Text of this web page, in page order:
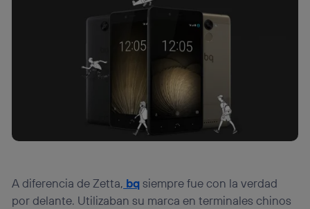
A diferencia de Zetta, bqsiempre fue con la verdad
por delante. Utilizaban su marca en terminales chinos